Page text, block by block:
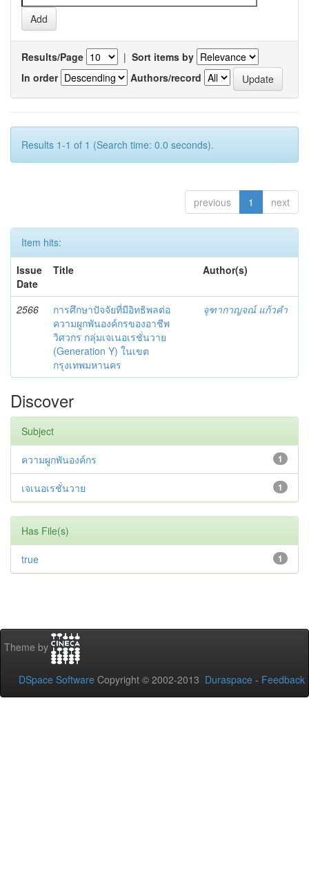
Results/Page | Sort items by
In order
Authors/record
Results 1-1 of 1 (Search time: 0.0 seconds).
previous 1 next
Item hits:
Issue
Date
Title Author(s)
2566
การศึกษาปัจจัยที่มีอิทธิพลต่อ
ความผูกพันองค์กรของอาชีพ
วิศวกร กลุ่มเจเนอเรชั่นวาย
(Generation Y) ในเขต
กรุงเทพมหานคร
จุฑากาญจณ์ แก้วคำ
Discover
Subject
1
ความผูกพันองค์กร
1
เจเนอเรชั่นวาย
Has File(s)
1
true
Theme by
DSpace Software Copyright © 2002-2013 Duraspace - Feedback